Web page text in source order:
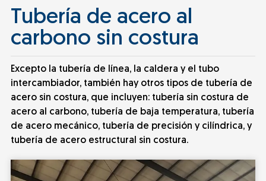
Tubería de acero al
carbono sin costura
Excepto la tubería de línea, la caldera y el tubo
intercambiador, también hay otros tipos de tubería de
acero sin costura, que incluyen: tubería sin costura de
acero al carbono, tubería de baja temperatura, tubería
de acero mecánico, tubería de precisión y cilíndrica, y
tubería de acero estructural sin costura.